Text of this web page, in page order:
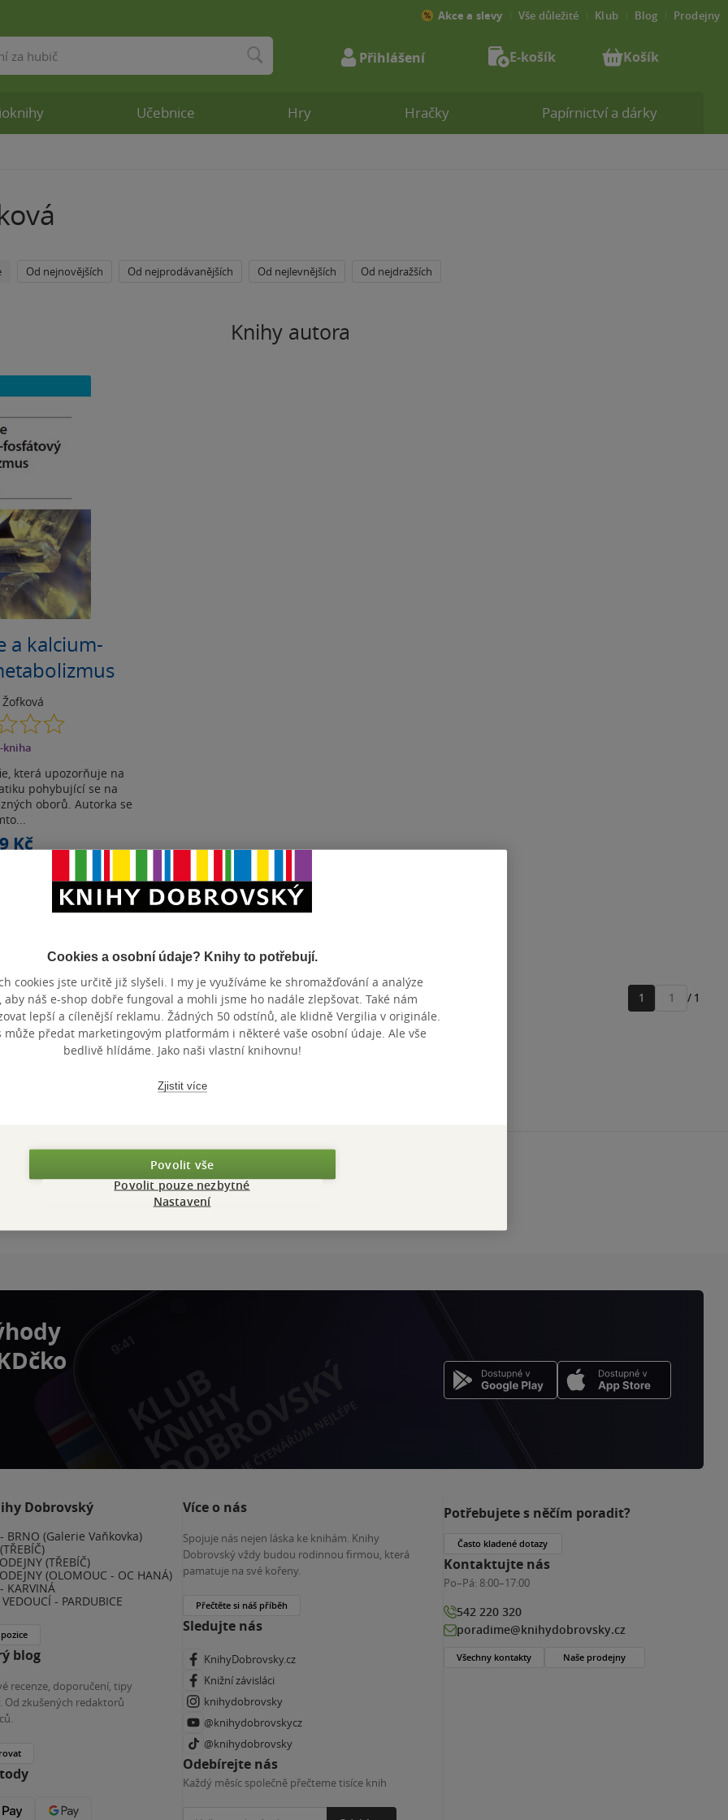
Od nejnovějších Od nejprodávanějších Od nejlevnějších Od nejdražších
Knihy autora
a kalcium-
0.0
z
5
kniha
která upozorňuje na
pohybující se na
oborů. Autorka se
Kč
Zobrazeno 3 z 3
1
Přejít
/ 1
Učebnice Hry Hračky Papírnictví a dárky
Akce a slevy Vše důležité Klub Blog Prodejny
Přihlášení E-košík Košík
Dobrovský
BRNO (Galerie Vaňkovka)
(TŘEBÍČ)
(OLOMOUC - OC HANÁ)
KARVINÁ
- PARDUBICE
blog
recenze, doporučení, tipy
Od zkušených redaktorů
Více o nás
Spojuje nás nejen láska ke knihám. Knihy
Dobrovský vždy budou rodinnou firmou, která
pamatuje na své kořeny.
Přečtěte si náš příběh
Sledujte nás
KnihyDobrovsky.cz
Knižní závisláci
knihydobrovsky
@knihydobrovskycz
@knihydobrovsky
Odebírejte nás
Každý měsíc společně přečteme tisíce knih
Potřebujete s něčím poradit?
Často kladené dotazy
Kontaktujte nás
Po–Pá: 8:00–17:00
542 220 320
poradime@knihydobrovsky.cz
Všechny kontakty Naše prodejny
Cookies a osobní údaje? Knihy to potřebují.
cookies jste určitě již slyšeli. I my je využíváme ke shromažďování a analýze
aby náš e-shop dobře fungoval a mohli jsme ho nadále zlepšovat. Také nám
lepší a cílenější reklamu. Žádných 50 odstínů, ale klidně Vergilia v originále.
může předat marketingovým platformám i některé vaše osobní údaje. Ale vše
bedlivě hlídáme. Jako naši vlastní knihovnu!
Zjistit více
Povolit vše
Povolit pouze nezbytné
Nastavení